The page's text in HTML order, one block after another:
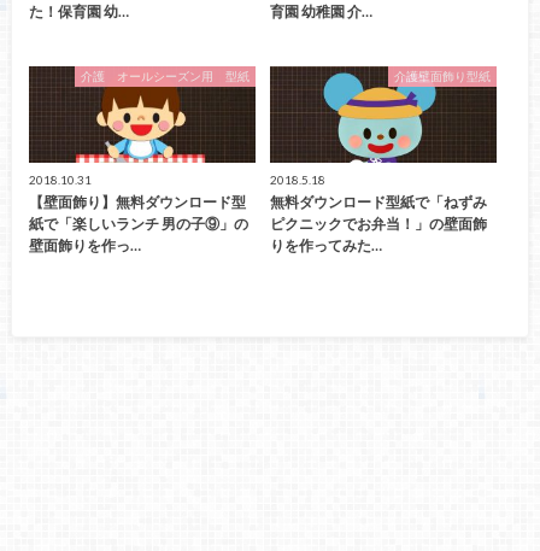
た！保育園 幼…
育園 幼稚園 介…
介護 オールシーズン用 型紙
2018.10.31
【壁面飾り】無料ダウンロード型
紙で「楽しいランチ 男の子⑨」の
壁面飾りを作っ…
介護壁面飾り型紙
2018.5.18
無料ダウンロード型紙で「ねずみ
ピクニックでお弁当！」の壁面飾
りを作ってみた…